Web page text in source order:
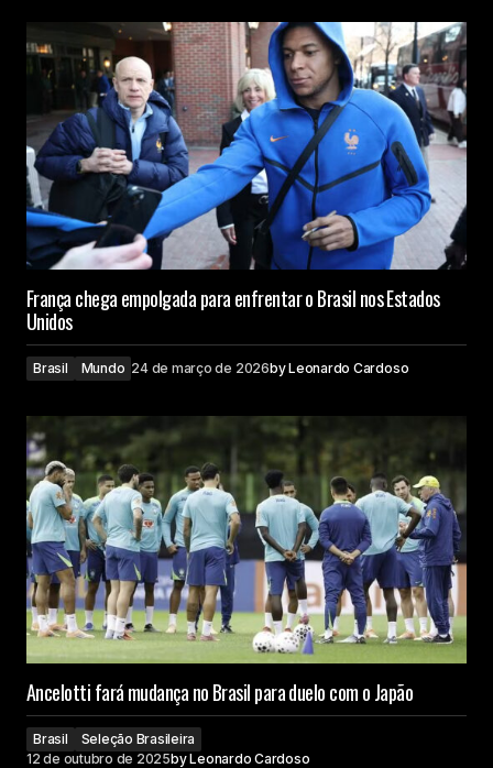
França chega empolgada para enfrentar o Brasil nos Estados
Unidos
Brasil Mundo 24 de março de 2026byLeonardo Cardoso
Ancelotti fará mudança no Brasil para duelo com o Japão
Brasil
Seleção Brasileira
12 de outubro de 2025byLeonardo Cardoso